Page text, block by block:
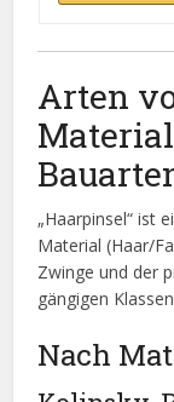
Arten
„Haarpinsel“ ist
Material (Haar/
Zwinge und der
gängigen
Nach